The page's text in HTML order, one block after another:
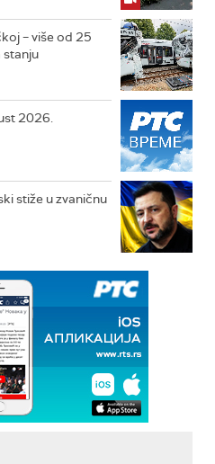
– više od 25
stanju
2026.
stiže u zvaničnu